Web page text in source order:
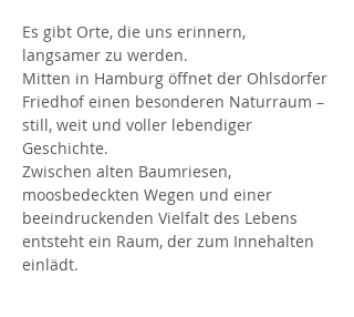
Es gibt Orte, die uns erinnern,
langsamer zu werden.
Mitten in Hamburg öffnet der Ohlsdorfer
Friedhof einen besonderen Naturraum –
still, weit und voller lebendiger
Geschichte.
Zwischen alten Baumriesen,
moosbedeckten Wegen und einer
beeindruckenden Vielfalt des Lebens
entsteht ein Raum, der zum Innehalten
einlädt.